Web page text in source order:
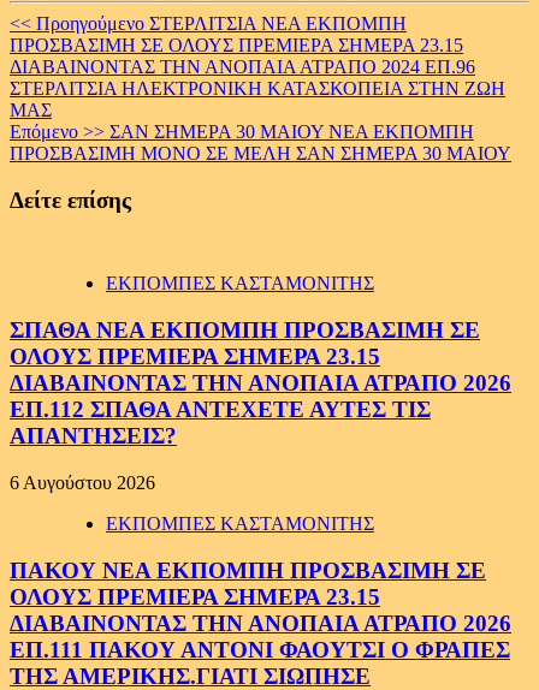
Continue
Reading
<< Προηγούμενο ΣΤΕΡΛΙΤΣΙΑ ΝΕΑ ΕΚΠΟΜΠΗ
ΠΡΟΣΒΑΣΙΜΗ ΣΕ ΟΛΟΥΣ ΠΡΕΜΙΕΡΑ ΣΗΜΕΡΑ 23.15
ΔΙΑΒΑΙΝΟΝΤΑΣ ΤΗΝ ΑΝΟΠΑΙΑ ΑΤΡΑΠΟ 2024 ΕΠ.96
ΣΤΕΡΛΙΤΣΙΑ ΗΛΕΚΤΡΟΝΙΚΗ ΚΑΤΑΣΚΟΠΕΙΑ ΣΤΗΝ ΖΩΗ
ΜΑΣ
Επόμενο >> ΣΑΝ ΣΗΜΕΡΑ 30 ΜΑΙΟΥ ΝΕΑ ΕΚΠΟΜΠΗ
ΠΡΟΣΒΑΣΙΜΗ ΜΟΝΟ ΣΕ ΜΕΛΗ ΣΑΝ ΣΗΜΕΡΑ 30 ΜΑΙΟΥ
Δείτε επίσης
ΕΚΠΟΜΠΕΣ ΚΑΣΤΑΜΟΝΙΤΗΣ
ΣΠΑΘΑ ΝΕΑ ΕΚΠΟΜΠΗ ΠΡΟΣΒΑΣΙΜΗ ΣΕ
ΟΛΟΥΣ ΠΡΕΜΙΕΡΑ ΣΗΜΕΡΑ 23.15
ΔΙΑΒΑΙΝΟΝΤΑΣ ΤΗΝ ΑΝΟΠΑΙΑ ΑΤΡΑΠΟ 2026
ΕΠ.112 ΣΠΑΘΑ ΑΝΤΕΧΕΤΕ ΑΥΤΕΣ ΤΙΣ
ΑΠΑΝΤΗΣΕΙΣ?
6 Αυγούστου 2026
ΕΚΠΟΜΠΕΣ ΚΑΣΤΑΜΟΝΙΤΗΣ
ΠΑΚΟΥ ΝΕΑ ΕΚΠΟΜΠΗ ΠΡΟΣΒΑΣΙΜΗ ΣΕ
ΟΛΟΥΣ ΠΡΕΜΙΕΡΑ ΣΗΜΕΡΑ 23.15
ΔΙΑΒΑΙΝΟΝΤΑΣ ΤΗΝ ΑΝΟΠΑΙΑ ΑΤΡΑΠΟ 2026
ΕΠ.111 ΠΑΚΟΥ ΑΝΤΟΝΙ ΦΑΟΥΤΣΙ Ο ΦΡΑΠΕΣ
ΤΗΣ ΑΜΕΡΙΚΗΣ.ΓΙΑΤΙ ΣΙΩΠΗΣΕ